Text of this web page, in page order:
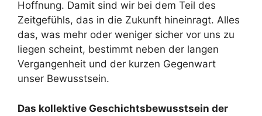
Hoffnung. Damit sind wir bei dem Teil des
Zeitgefühls, das in die Zukunft hineinragt. Alles
das, was mehr oder weniger sicher vor uns zu
liegen scheint, bestimmt neben der langen
Vergangenheit und der kurzen Gegenwart
unser Bewusstsein.
Das kollektive Geschichtsbewusstsein der